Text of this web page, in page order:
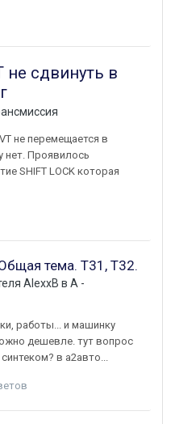
не сдвинуть в
не перемещается в
нет. Проявилось
SHIFT LOCK которая
тема. Т31, Т32.
AlexxB в A -
работы... и машинку
дешевле. тут вопрос
в а2авто...